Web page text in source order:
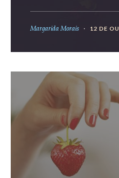
Margarida Morais 12 DE